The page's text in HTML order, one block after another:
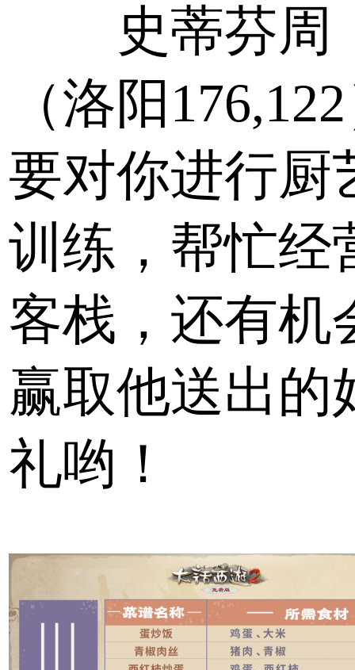
史蒂芬周
（洛阳
要对你进行厨
训练，帮忙经
客栈，还有机
赢取他送出的
礼哟！